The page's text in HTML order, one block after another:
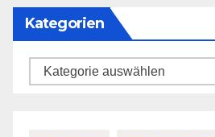
Kategorien
Kategorien